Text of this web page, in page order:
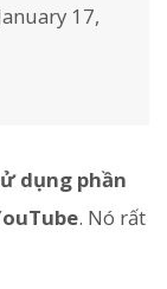
17,
dụng phần
. Nó rất